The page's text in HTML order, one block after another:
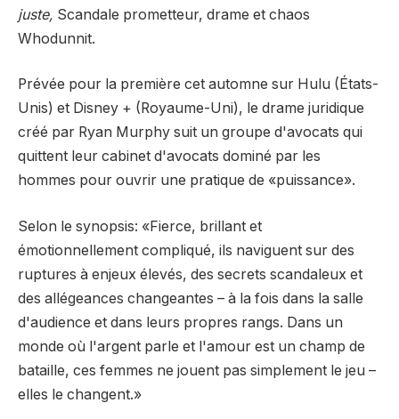
juste, Scandale prometteur, drame et chaos
Whodunnit.
Prévée pour la première cet automne sur Hulu (États-
Unis) et Disney + (Royaume-Uni), le drame juridique
créé par Ryan Murphy suit un groupe d'avocats qui
quittent leur cabinet d'avocats dominé par les
hommes pour ouvrir une pratique de «puissance».
Selon le synopsis: «Fierce, brillant et
émotionnellement compliqué, ils naviguent sur des
ruptures à enjeux élevés, des secrets scandaleux et
des allégeances changeantes – à la fois dans la salle
d'audience et dans leurs propres rangs. Dans un
monde où l'argent parle et l'amour est un champ de
bataille, ces femmes ne jouent pas simplement le jeu –
elles le changent.»